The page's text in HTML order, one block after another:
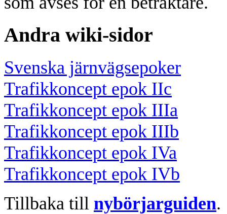
Andra wiki-sidor
Svenska järnvägsepoker
Trafikkoncept epok IIc
Trafikkoncept epok IIIa
Trafikkoncept epok IIIb
Trafikkoncept epok IVa
Trafikkoncept epok IVb
Tillbaka till nybörjarguiden.